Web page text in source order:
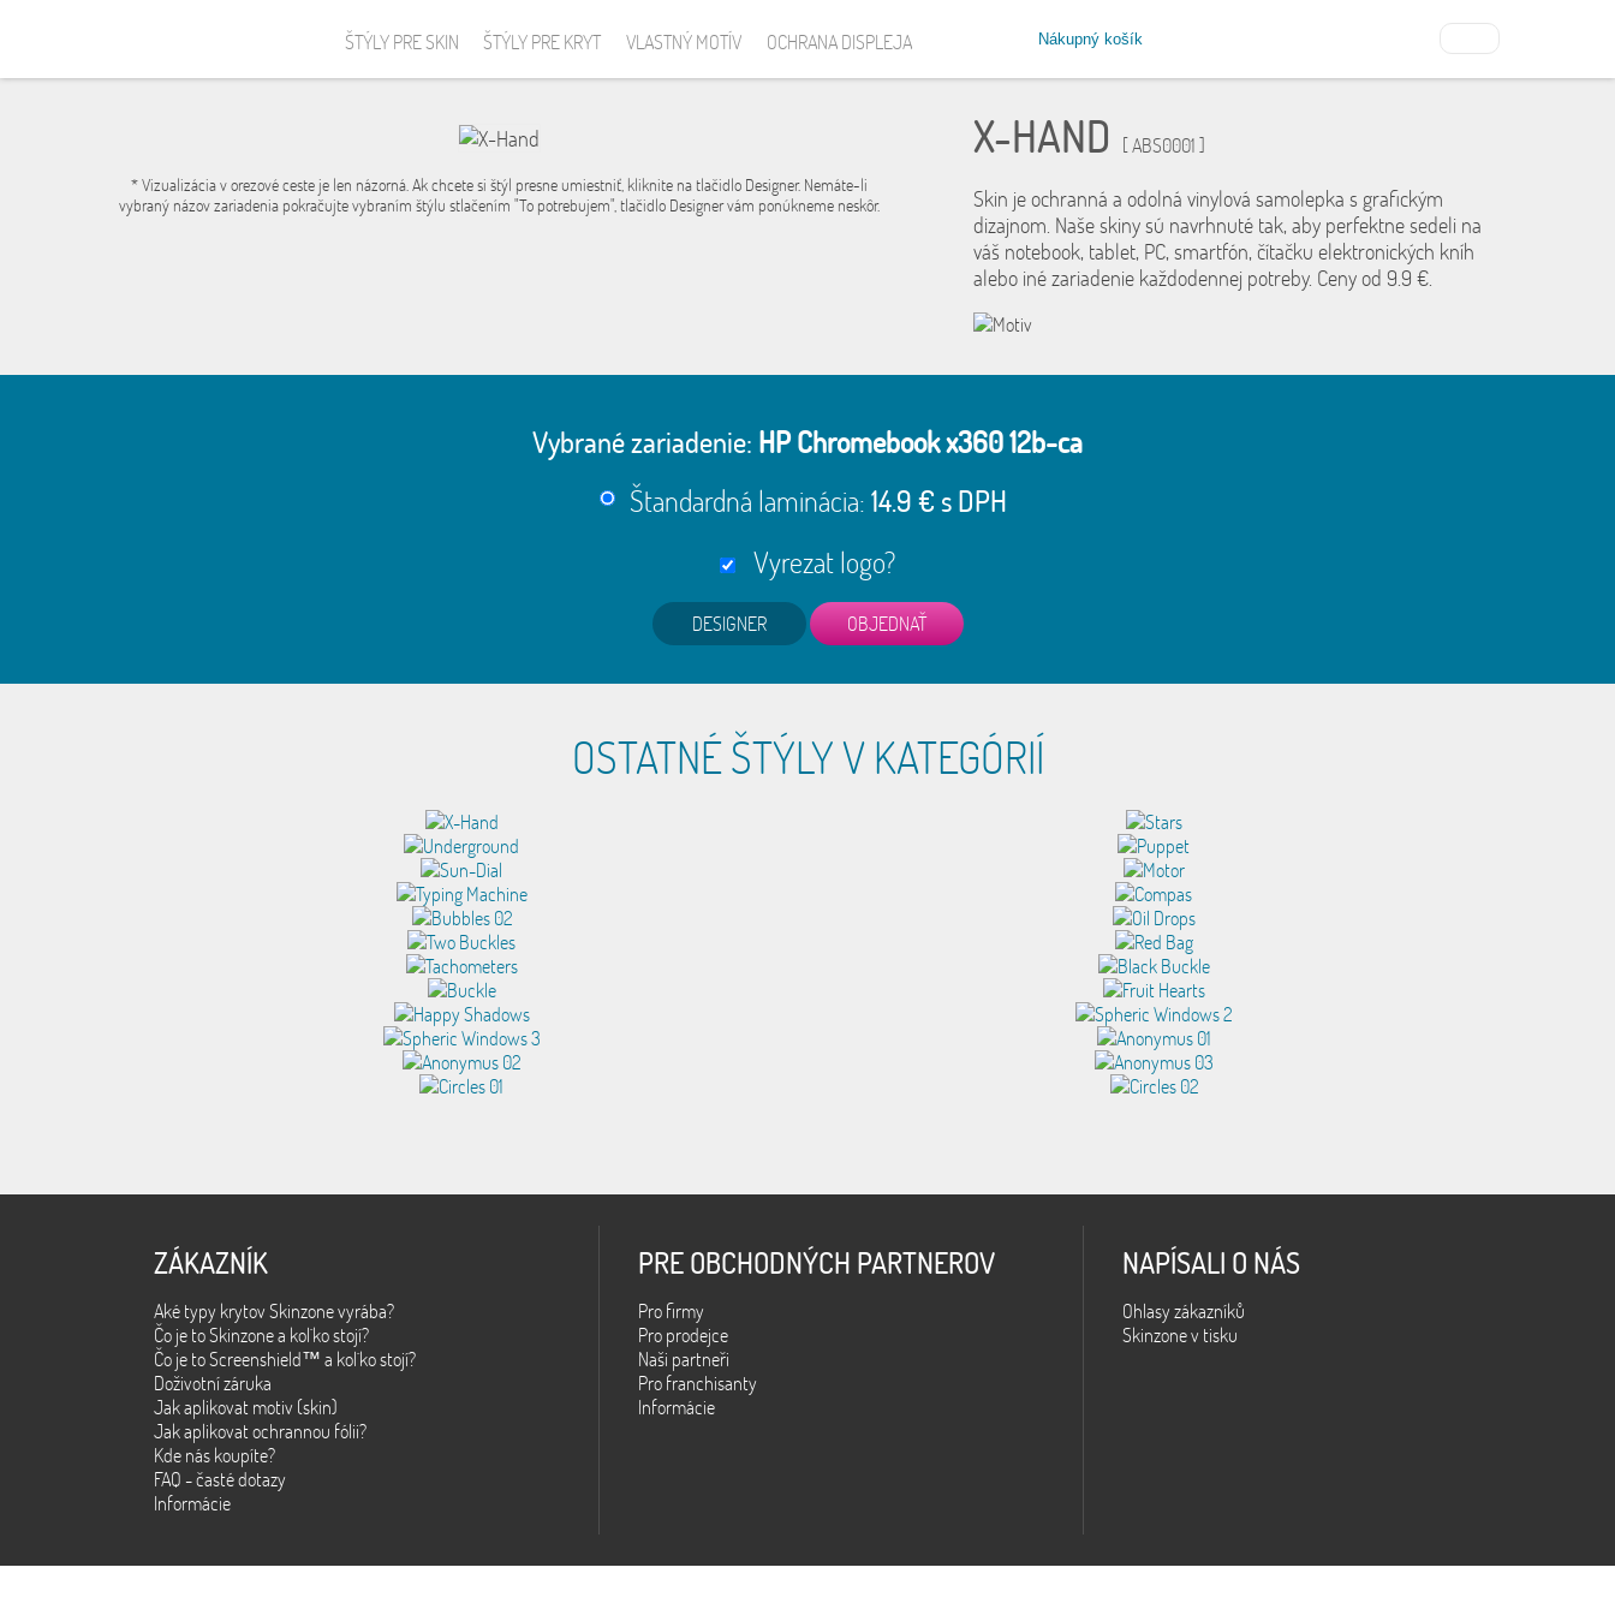
Nákupný košík
ŠTÝLY PRE SKIN ŠTÝLY PRE KRYT VLASTNÝ MOTÍV OCHRANA DISPLEJA
* Vizualizácia v orezové ceste je len názorná. Ak chcete si štýl presne umiestniť, kliknite na tlačidlo Designer. Nemáte-li
vybraný názov zariadenia pokračujte vybraním štýlu stlačením "To potrebujem", tlačidlo Designer vám ponúkneme neskôr.
X-HAND [ ABS0001 ]
Skin je ochranná a odolná vinylová samolepka s grafickým
dizajnom. Naše skiny sú navrhnuté tak, aby perfektne sedeli na
váš notebook, tablet, PC, smartfón, čítačku elektronických kníh
alebo iné zariadenie každodennej potreby. Ceny od 9.9 €.
Vybrané zariadenie: HP Chromebook x360 12b-ca
Štandardná laminácia:14.9 € s DPH
Vyrezat logo?
DESIGNER
OSTATNÉ ŠTÝLY V KATEGÓRIÍ
ZÁKAZNÍK
Aké typy krytov Skinzone vyrába?
Čo je to Skinzone a kol´ko stojí?
Čo je to Screenshield™ a kol´ko stojí?
Doživotní záruka
Jak aplikovat motiv (skin)
Jak aplikovat ochrannou fólii?
Kde nás koupíte?
FAQ - časté dotazy
Informácie
PRE OBCHODNÝCH PARTNEROV
Pro firmy
Pro prodejce
Naši partneři
Pro franchisanty
Informácie
NAPÍSALI O NÁS
Ohlasy zákazníků
Skinzone v tisku